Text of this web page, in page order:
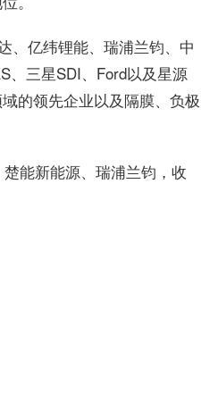
、亿纬锂能、瑞浦兰钧、中
、三星SDI、Ford以及星源
的领先企业以及隔膜、负极
能新能源、瑞浦兰钧，收